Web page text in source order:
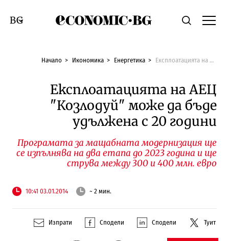
Economic.bgТърсене
Смяна на език
Начало Икономика Енергетика Експлоатацията на АЕЦ "Козлодуй" може да бъде удължена с 20 години
Експлоатацията на АЕЦ
"Козлодуй" може да бъде
удължена с 20 години
Програмата за мащабната модернизация ще
се изпълнява на два етапа до 2023 година и ще
струва между 300 и 400 млн. евро
10:41 03.01.2014 ~ 2 мин.
Изпрати Сподели Сподели Туит